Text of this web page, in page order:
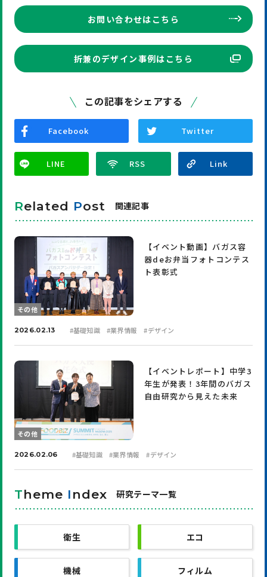
お問い合わせはこちら
折兼のデザイン事例はこちら
この記事をシェアする
Facebook Twitter
LINE
Related Post 関連記事
その他
【イベント動画】バガス容
器deお弁当フォトコンテス
ト表彰式
2026.02.13 #基礎知識 #業界情報 #デザイン
その他
【イベントレポート】中学3
年生が発表！3年間のバガス
自由研究から見えた未来
2026.02.06 #基礎知識 #業界情報 #デザイン
Theme I ndex 研究テーマ一覧
衛生 エコ
機械 フィルム